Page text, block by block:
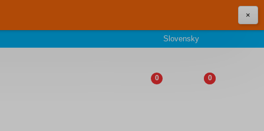
×
Slovensky
0 0